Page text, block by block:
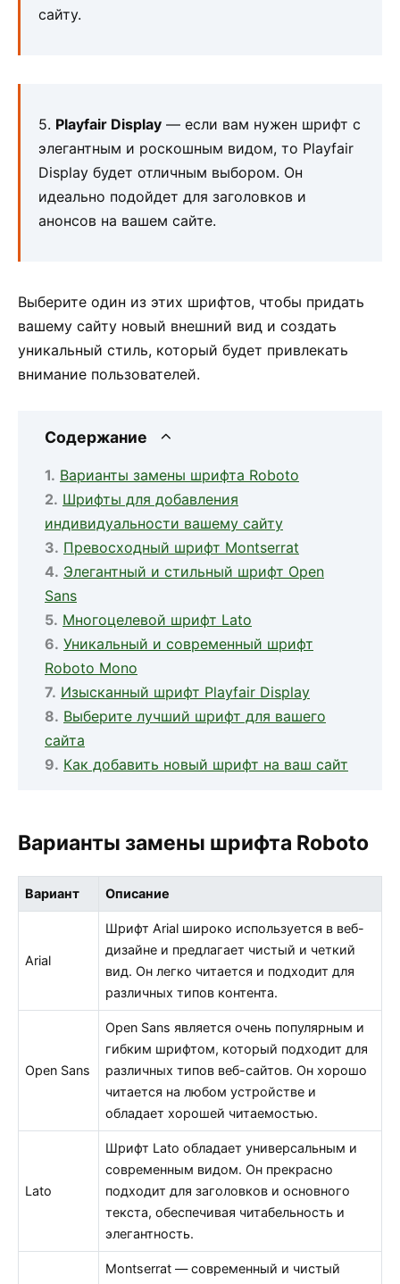
сайту.
5. Playfair Display — если вам нужен шрифт с
элегантным и роскошным видом, то Playfair
Display будет отличным выбором. Он
идеально подойдет для заголовков и
анонсов на вашем сайте.
Выберите один из этих шрифтов, чтобы придать
вашему сайту новый внешний вид и создать
уникальный стиль, который будет привлекать
внимание пользователей.
Содержание
Варианты замены шрифта Roboto
Шрифты для добавления
индивидуальности вашему сайту
Превосходный шрифт Montserrat
Элегантный и стильный шрифт Open
Sans
Многоцелевой шрифт Lato
Уникальный и современный шрифт
Roboto Mono
Изысканный шрифт Playfair Display
Выберите лучший шрифт для вашего
сайта
Как добавить новый шрифт на ваш сайт
Варианты замены шрифта Roboto
Вариант Описание
Arial
Шрифт Arial широко используется в веб-
дизайне и предлагает чистый и четкий
вид. Он легко читается и подходит для
различных типов контента.
Open Sans
Open Sans является очень популярным и
гибким шрифтом, который подходит для
различных типов веб-сайтов. Он хорошо
читается на любом устройстве и
обладает хорошей читаемостью.
Lato
Шрифт Lato обладает универсальным и
современным видом. Он прекрасно
подходит для заголовков и основного
текста, обеспечивая читабельность и
элегантность.
Montserrat — современный и чистый